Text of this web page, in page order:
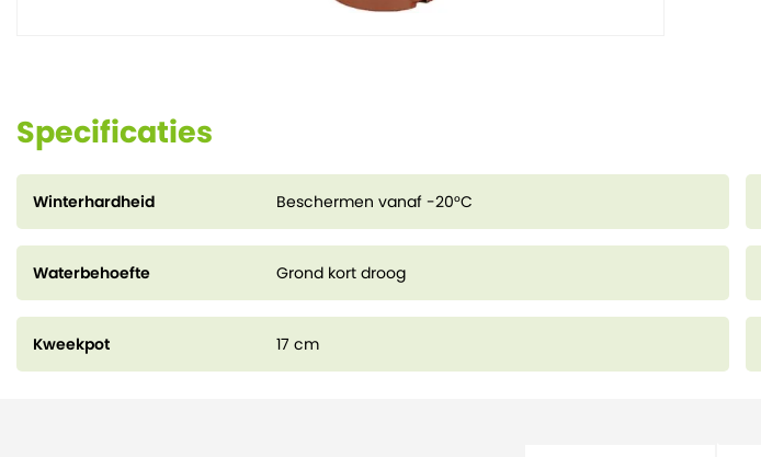
Specificaties
Winterhardheid Beschermen vanaf -20°C
Waterbehoefte Grond kort droog
Kweekpot 17 cm